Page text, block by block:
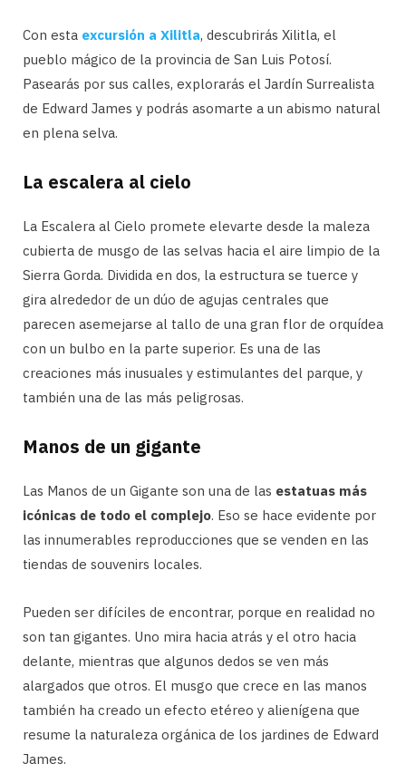
Con esta excursión a Xilitla, descubrirás Xilitla, el
pueblo mágico de la provincia de San Luis Potosí.
Pasearás por sus calles, explorarás el Jardín Surrealista
de Edward James y podrás asomarte a un abismo natural
en plena selva.
La escalera al cielo
La Escalera al Cielo promete elevarte desde la maleza
cubierta de musgo de las selvas hacia el aire limpio de la
Sierra Gorda. Dividida en dos, la estructura se tuerce y
gira alrededor de un dúo de agujas centrales que
parecen asemejarse al tallo de una gran flor de orquídea
con un bulbo en la parte superior. Es una de las
creaciones más inusuales y estimulantes del parque, y
también una de las más peligrosas.
Manos de un gigante
Las Manos de un Gigante son una de las estatuas más
icónicas de todo el complejo. Eso se hace evidente por
las innumerables reproducciones que se venden en las
tiendas de souvenirs locales.
Pueden ser difíciles de encontrar, porque en realidad no
son tan gigantes. Uno mira hacia atrás y el otro hacia
delante, mientras que algunos dedos se ven más
alargados que otros. El musgo que crece en las manos
también ha creado un efecto etéreo y alienígena que
resume la naturaleza orgánica de los jardines de Edward
James.